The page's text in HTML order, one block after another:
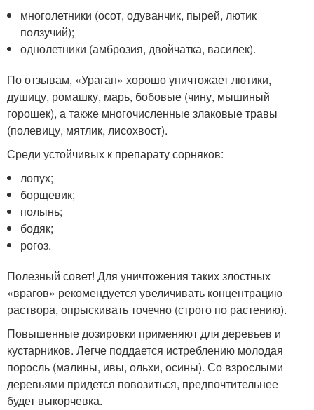
многолетники (осот, одуванчик, пырей, лютик
ползучий);
однолетники (амброзия, двойчатка, василек).
По отзывам, «Ураган» хорошо уничтожает лютики,
душицу, ромашку, марь, бобовые (чину, мышиный
горошек), а также многочисленные злаковые травы
(полевицу, мятлик, лисохвост).
Среди устойчивых к препарату сорняков:
лопух;
борщевик;
полынь;
бодяк;
рогоз.
Полезный совет! Для уничтожения таких злостных
«врагов» рекомендуется увеличивать концентрацию
раствора, опрыскивать точечно (строго по растению).
Повышенные дозировки применяют для деревьев и
кустарников. Легче поддается истреблению молодая
поросль (малины, ивы, ольхи, осины). Со взрослыми
деревьями придется повозиться, предпочтительнее
будет выкорчевка.